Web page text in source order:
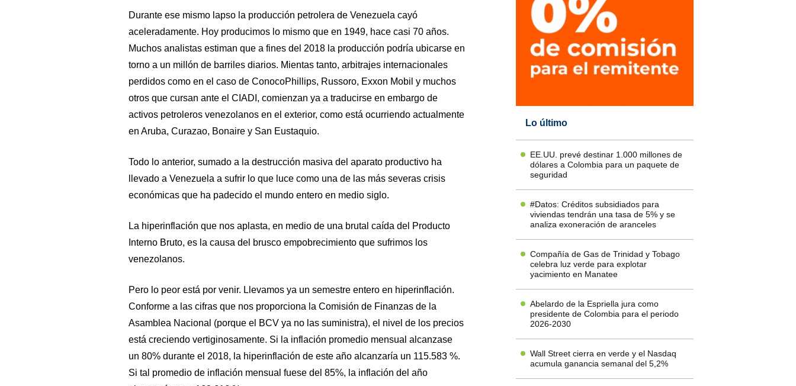
Durante ese mismo lapso la producción petrolera de Venezuela cayó
aceleradamente. Hoy producimos lo mismo que en 1949, hace casi 70 años.
Muchos analistas estiman que a fines del 2018 la producción podría ubicarse en
torno a un millón de barriles diarios. Mientas tanto, arbitrajes internacionales
perdidos como en el caso de ConocoPhillips, Russoro, Exxon Mobil y muchos
otros que cursan ante el CIADI, comienzan ya a traducirse en embargo de
activos petroleros venezolanos en el exterior, como está ocurriendo actualmente
en Aruba, Curazao, Bonaire y San Eustaquio.
Todo lo anterior, sumado a la destrucción masiva del aparato productivo ha
llevado a Venezuela a sufrir lo que luce como una de las más severas crisis
económicas que ha padecido el mundo entero en medio siglo.
La hiperinflación que nos aplasta, en medio de una brutal caída del Producto
Interno Bruto, es la causa del brusco empobrecimiento que sufrimos los
venezolanos.
Pero lo peor está por venir. Llevamos ya un semestre entero en hiperinflación.
Conforme a las cifras que nos proporciona la Comisión de Finanzas de la
Asamblea Nacional (porque el BCV ya no las suministra), el nivel de los precios
está creciendo vertiginosamente. Si la inflación promedio mensual alcanzase
un 80% durante el 2018, la hiperinflación de este año alcanzaría un 115.583 %.
Si tal promedio de inflación mensual fuese del 85%, la inflación del año
Lo último
EE.UU. prevé destinar 1.000 millones de
dólares a Colombia para un paquete de
seguridad
#Datos: Créditos subsidiados para
viviendas tendrán una tasa de 5% y se
analiza exoneración de aranceles
Compañía de Gas de Trinidad y Tobago
celebra luz verde para explotar
yacimiento en Manatee
Abelardo de la Espriella jura como
presidente de Colombia para el periodo
2026-2030
Wall Street cierra en verde y el Nasdaq
acumula ganancia semanal del 5,2%